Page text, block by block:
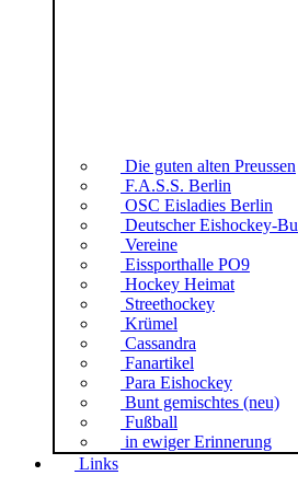
Die guten alten Preussen
F.A.S.S. Berlin
OSC Eisladies Berlin
Deutscher Eishockey-
Vereine
Eissporthalle PO9
Hockey Heimat
Streethockey
Krümel
Cassandra
Fanartikel
Para Eishockey
Bunt gemischtes (neu)
Fußball
in ewiger Erinnerung
Links